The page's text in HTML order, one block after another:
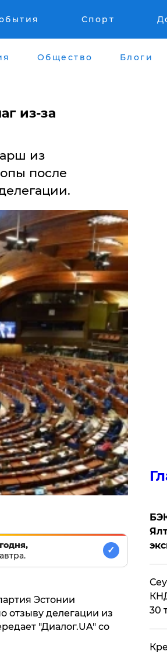
Спорт
Общество Блоги
из-за
из
после
✓
Эстонии
отзыву делегации из
"Диалог.UA" со
30